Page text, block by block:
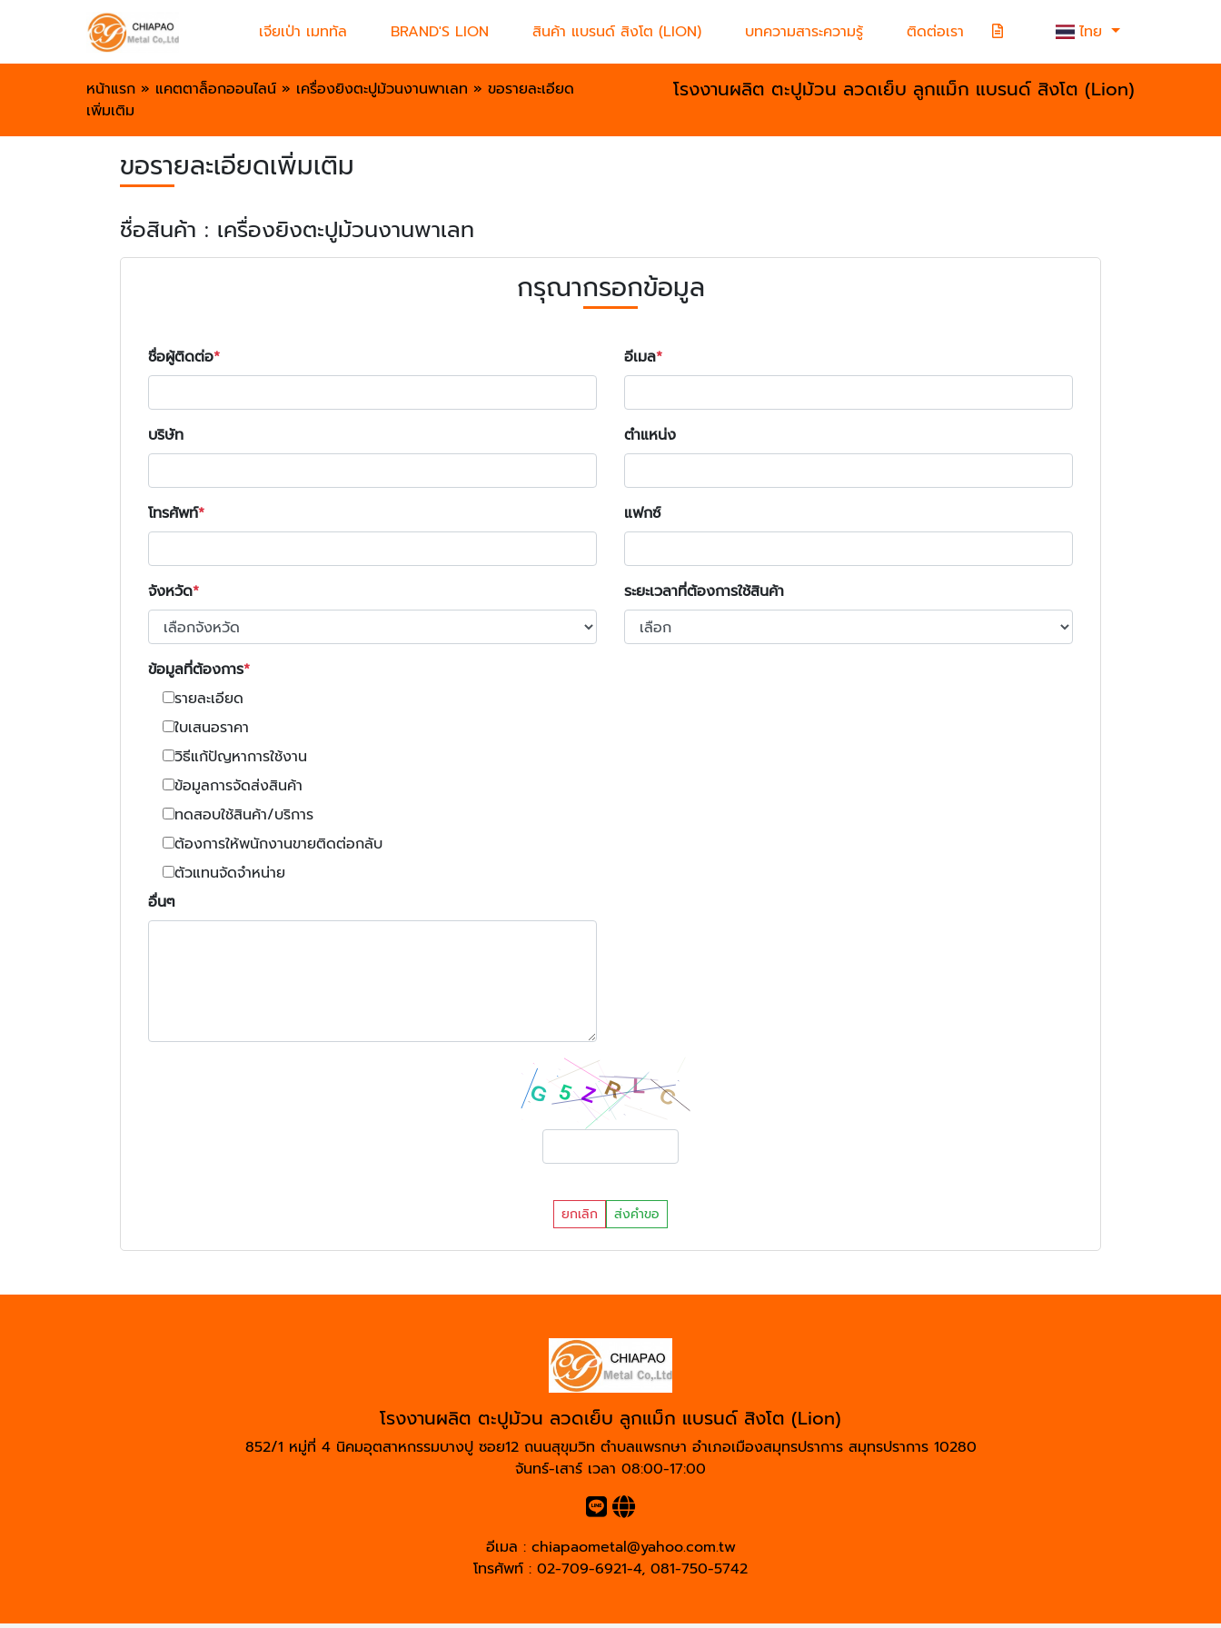
เจียเป่า เมททัล BRAND'S LION สินค้า แบรนด์ สิงโต (LION) บทความสาระความรู้ ติดต่อเรา ไทย
หน้าแรก » แคตตาล็อกออนไลน์ » เครื่องยิงตะปูม้วนงานพาเลท » ขอรายละเอียด
เพิ่มเติม
โรงงานผลิต ตะปูม้วน ลวดเย็บ ลูกแม็ก แบรนด์ สิงโต (Lion)
ขอรายละเอียดเพิ่มเติม
ชื่อสินค้า : เครื่องยิงตะปูม้วนงานพาเลท
กรุณากรอกข้อมูล
ชื่อผู้ติดต่อ อีเมล
บริษัท ตำแหน่ง
โทรศัพท์ แฟกซ์
จังหวัด ระยะเวลาที่ต้องการใช้สินค้า
ข้อมูลที่ต้องการ
รายละเอียด
ใบเสนอราคา
วิธีแก้ปัญหาการใช้งาน
ข้อมูลการจัดส่งสินค้า
ทดสอบใช้สินค้า/บริการ
ต้องการให้พนักงานขายติดต่อกลับ
ตัวแทนจัดจำหน่าย
อื่นๆ
ยกเลิก ส่งคำขอ
โรงงานผลิต ตะปูม้วน ลวดเย็บ ลูกแม็ก แบรนด์ สิงโต (Lion)
852/1 หมู่ที่ 4 นิคมอุตสาหกรรมบางปู ซอย12 ถนนสุขุมวิท ตำบลแพรกษา อำเภอเมืองสมุทรปราการ สมุทรปราการ 10280
จันทร์-เสาร์ เวลา 08:00-17:00
อีเมล : chiapaometal@yahoo.com.tw
โทรศัพท์ : 02-709-6921-4, 081-750-5742